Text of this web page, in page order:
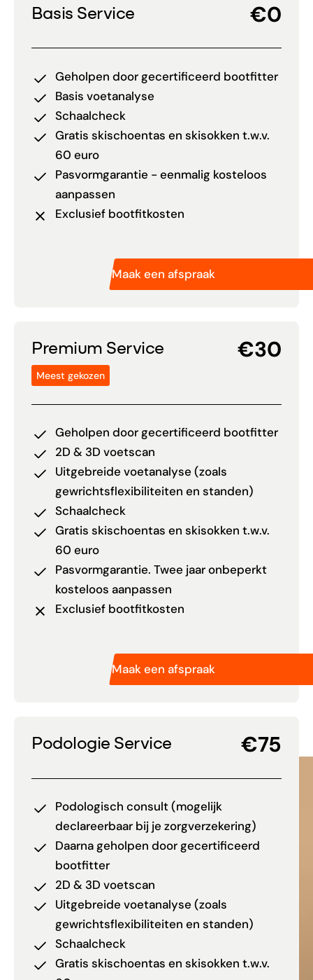
Basis Service €0
Geholpen door gecertificeerd bootfitter
Basis voetanalyse
Schaalcheck
Gratis skischoentas en skisokken t.w.v.
60 euro
Pasvormgarantie - eenmalig kosteloos
aanpassen
Exclusief bootfitkosten
Maak een afspraak
Premium Service
Meest gekozen
€30
Geholpen door gecertificeerd bootfitter
2D & 3D voetscan
Uitgebreide voetanalyse (zoals
gewrichtsflexibiliteiten en standen)
Schaalcheck
Gratis skischoentas en skisokken t.w.v.
60 euro
Pasvormgarantie. Twee jaar onbeperkt
kosteloos aanpassen
Exclusief bootfitkosten
Maak een afspraak
Podologie Service €75
Podologisch consult (mogelijk
declareerbaar bij je zorgverzekering)
Daarna geholpen door gecertificeerd
bootfitter
2D & 3D voetscan
Uitgebreide voetanalyse (zoals
gewrichtsflexibiliteiten en standen)
Schaalcheck
Gratis skischoentas en skisokken t.w.v.